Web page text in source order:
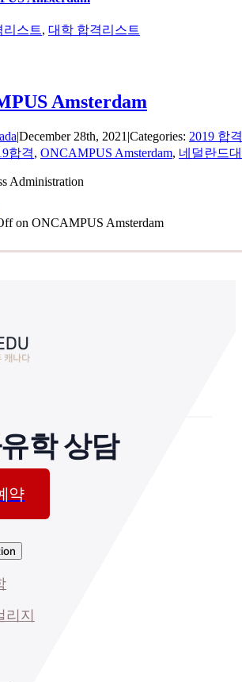
리스트, 대학 합격리스트
Amsterdam
|December 28th, 2021 |Categories: 2019 합
합격, ONCAMPUS Amsterdam, 네덜란드
Administration
on ONCAMPUS Amsterdam
학 상담
약
리지